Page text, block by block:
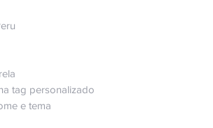
tag personalizado
e tema